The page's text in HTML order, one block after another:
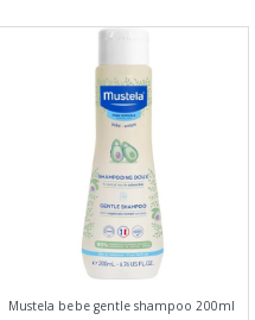
Mustela bebe gentle shampoo 200ml